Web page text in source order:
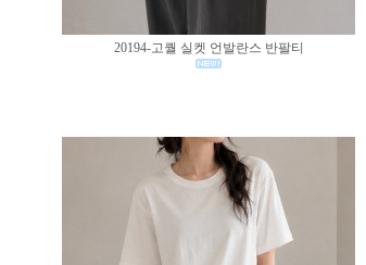
20194-고퀄 실켓 언발란스 반팔티